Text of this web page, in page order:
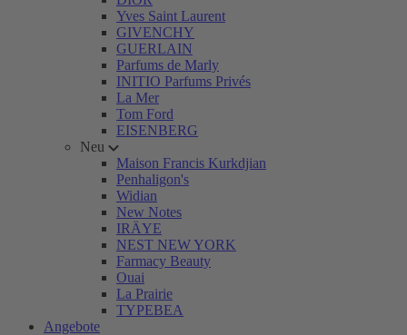
Yves Saint Laurent
GIVENCHY
GUERLAIN
Parfums de Marly
INITIO Parfums Privés
La Mer
Tom Ford
EISENBERG
Neu
Maison Francis Kurkdjian
Penhaligon's
Widian
New Notes
IRÄYE
NEST NEW YORK
Farmacy Beauty
Ouai
La Prairie
TYPEBEA
Angebote